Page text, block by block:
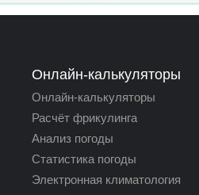
Онлайн-калькуляторы
Онлайн-калькуляторы
Расчёт фрикулинга
Анализ погоды
Статистика погоды
Электронная климатология